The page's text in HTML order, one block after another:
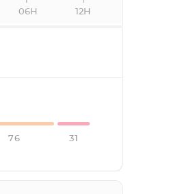
06H 12H
76 31